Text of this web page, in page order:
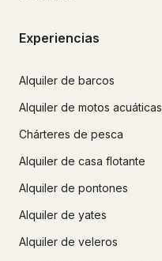
Experiencias
Alquiler de barcos
Alquiler de motos acuáticas
Chárteres de pesca
Alquiler de casa flotante
Alquiler de pontones
Alquiler de yates
Alquiler de veleros